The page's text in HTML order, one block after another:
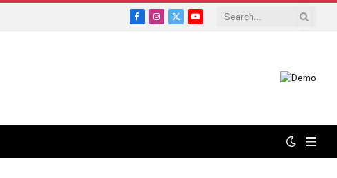
Facebook
Instagram
X
YouTube